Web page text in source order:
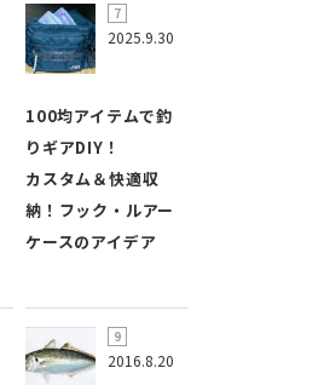
2025.9.30
100均アイテムで釣
りギアDIY！
カスタム＆快適収
納！フック・ルアー
ケースのアイデア
2016.8.20